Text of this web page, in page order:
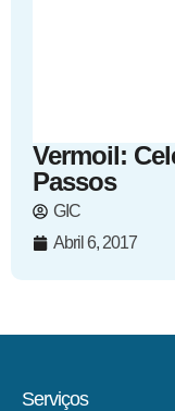
Vermoil:
Passos
GIC
Abril 6, 2017
Serviços